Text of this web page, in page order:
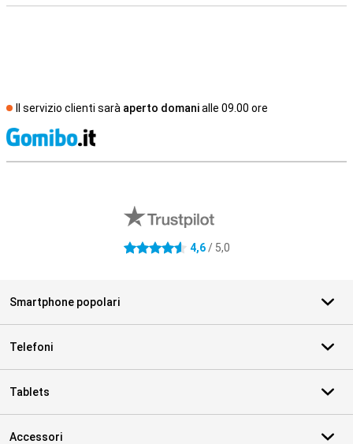
Il servizio clienti sarà aperto domanialle 09.00 ore
4.6 stelle 4,6/ 5,0
Smartphone popolari
Telefoni
Tablets
Accessori